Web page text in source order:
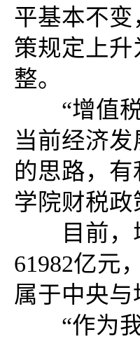
平基本不
策规定上
整。
“增值税
当前经济
的思路，
学院财税
目前，增
61982亿元
属于中央
“作为我